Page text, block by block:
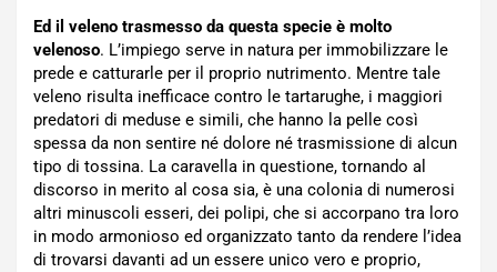
Ed il veleno trasmesso da questa specie è molto
velenoso. L’impiego serve in natura per immobilizzare le
prede e catturarle per il proprio nutrimento. Mentre tale
veleno risulta inefficace contro le tartarughe, i maggiori
predatori di meduse e simili, che hanno la pelle così
spessa da non sentire né dolore né trasmissione di alcun
tipo di tossina. La caravella in questione, tornando al
discorso in merito al cosa sia, è una colonia di numerosi
altri minuscoli esseri, dei polipi, che si accorpano tra loro
in modo armonioso ed organizzato tanto da rendere l’idea
di trovarsi davanti ad un essere unico vero e proprio,